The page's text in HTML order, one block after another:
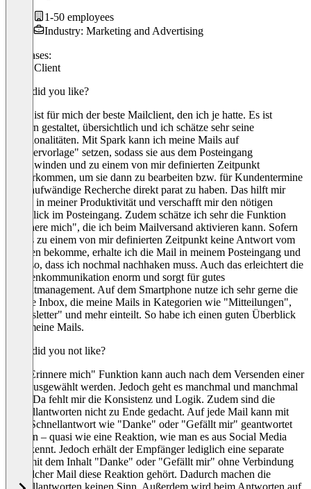
1-50 employees
Industry: Marketing and Advertising
Use cases:
Email Client
What did you like?
Spark ist für mich der beste Mailclient, den ich je hatte. Es ist
modern gestaltet, übersichtlich und ich schätze sehr seine
Funktionalitäten. Mit Spark kann ich meine Mails auf
"Wiedervorlage" setzen, sodass sie aus dem Posteingang
verschwinden und zu einem von mir definierten Zeitpunkt
wiederkommen, um sie dann zu bearbeiten bzw. für Kundentermine
ohne aufwändige Recherche direkt parat zu haben. Das hilft mir
enorm in meiner Produktivität und verschafft mir den nötigen
Überblick im Posteingang. Zudem schätze ich sehr die Funktion
"Erinnere mich", die ich beim Mailversand aktivieren kann. Sofern
ich bis zu einem von mir definierten Zeitpunkt keine Antwort vom
Kunden bekomme, erhalte ich die Mail in meinem Posteingang und
weiß so, dass ich nochmal nachhaken muss. Auch das erleichtert die
Kundenkommunikation enorm und sorgt für gutes
Projektmanagement. Auf dem Smartphone nutze ich sehr gerne die
Smarte Inbox, die meine Mails in Kategorien wie "Mitteilungen",
"Newsletter" und mehr einteilt. So habe ich einen guten Überblick
über meine Mails.
What did you not like?
Die "Erinnere mich" Funktion kann auch nach dem Versenden einer
Mail ausgewählt werden. Jedoch geht es manchmal und manchmal
nicht. Da fehlt mir die Konsistenz und Logik. Zudem sind die
Schnellantworten nicht zu Ende gedacht. Auf jede Mail kann mit
einer Schnellantwort wie "Danke" oder "Gefällt mir" geantwortet
werden – quasi wie eine Reaktion, wie man es aus Social Media
auch kennt. Jedoch erhält der Empfänger lediglich eine separate
Mail mit dem Inhalt "Danke" oder "Gefällt mir" ohne Verbindung
zu welcher Mail diese Reaktion gehört. Dadurch machen die
Schnellantworten keinen Sinn. Außerdem wird beim Antworten auf